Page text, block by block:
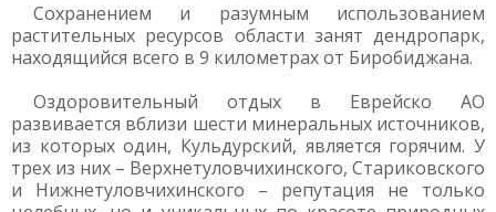
Сохранением и разумным использованием
растительных ресурсов области занят дендропарк,
находящийся всего в 9 километрах от Биробиджана.
Оздоровительный отдых в Еврейско АО
развивается вблизи шести минеральных источников,
из которых один, Кульдурский, является горячим. У
трех из них – Верхнетуловчихинского, Стариковского
и Нижнетуловчихинского – репутация не только